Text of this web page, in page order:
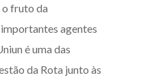
o fruto da
agentes
é uma das
da Rota junto às